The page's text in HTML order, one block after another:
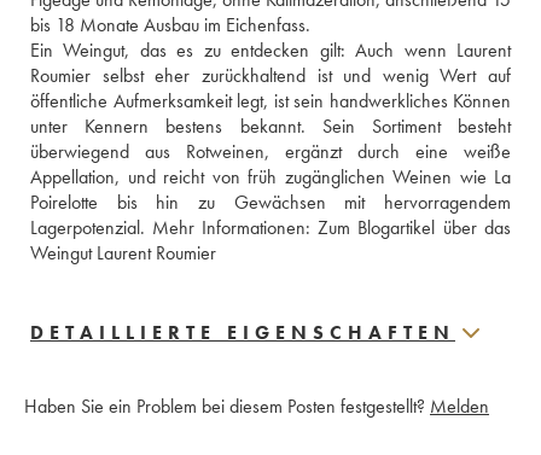
bis 18 Monate Ausbau im Eichenfass.
Ein Weingut, das es zu entdecken gilt: Auch wenn Laurent
Roumier selbst eher zurückhaltend ist und wenig Wert auf
öffentliche Aufmerksamkeit legt, ist sein handwerkliches Können
unter Kennern bestens bekannt. Sein Sortiment besteht
überwiegend aus Rotweinen, ergänzt durch eine weiße
Appellation, und reicht von früh zugänglichen Weinen wie La
Poirelotte bis hin zu Gewächsen mit hervorragendem
Lagerpotenzial. Mehr Informationen: Zum Blogartikel über das
Weingut Laurent Roumier
DETAILLIERTE EIGENSCHAFTEN
Haben Sie ein Problem bei diesem Posten festgestellt? Melden